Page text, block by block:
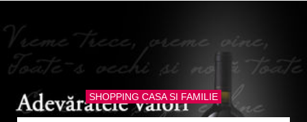
SHOPPING CASA SI FAMILIE